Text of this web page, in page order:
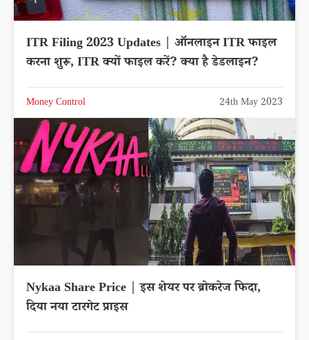
ITR Filing 2023 Updates | ऑनलाइन ITR फाइल
करना शुरू, ITR क्यों फाइल करें? क्या है डेडलाइन?
Money Control 24th May 2023
Nykaa Share Price | इस शेयर पर ब्रोकरेज फिदा,
दिया नया टारगेट प्राइस